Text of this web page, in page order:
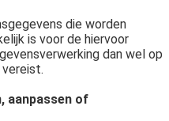
die worden
is voor de hiervoor
dan wel op
aanpassen of